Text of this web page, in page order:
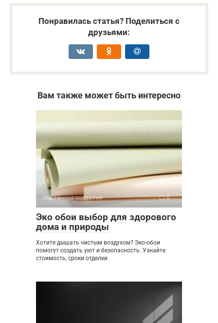
Понравилась статья? Поделиться с
друзьями:
Вам также может быть интересно
Настенные покрытия 0
Эко обои выбор для здорового
дома и природы
Хотите дышать чистым воздухом? Эко-обои
помогут создать уют и безопасность. Узнайте
стоимость, сроки отделки